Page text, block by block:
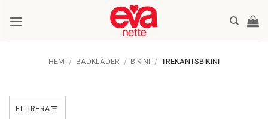
HEM / BADKLÄDER / BIKINI / TREKANTSBIKINI
FILTRERA